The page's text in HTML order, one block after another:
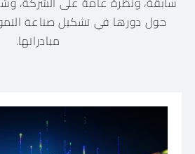
حول دورها في تشكيل صناعة
مبادراتها.